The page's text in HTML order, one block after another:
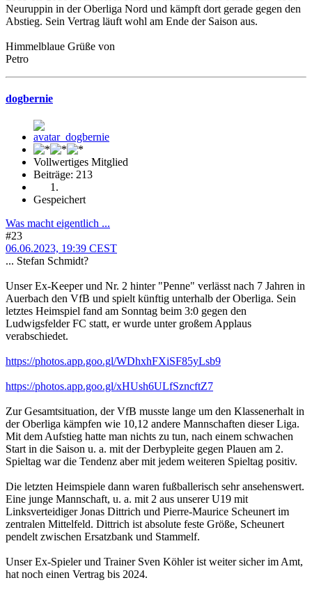
Neuruppin in der Oberliga Nord und kämpft dort gerade gegen den
Abstieg. Sein Vertrag läuft wohl am Ende der Saison aus.
Himmelblaue Grüße von
Petro
dogbernie
Vollwertiges Mitglied
Beiträge: 213
Gespeichert
Was macht eigentlich ...
#23
06.06.2023, 19:39 CEST
... Stefan Schmidt?
Unser Ex-Keeper und Nr. 2 hinter "Penne" verlässt nach 7 Jahren in
Auerbach den VfB und spielt künftig unterhalb der Oberliga. Sein
letztes Heimspiel fand am Sonntag beim 3:0 gegen den
Ludwigsfelder FC statt, er wurde unter großem Applaus
verabschiedet.
https://photos.app.goo.gl/WDhxhFXiSF85yLsb9
https://photos.app.goo.gl/xHUsh6ULfSzncftZ7
Zur Gesamtsituation, der VfB musste lange um den Klassenerhalt in
der Oberliga kämpfen wie 10,12 andere Mannschaften dieser Liga.
Mit dem Aufstieg hatte man nichts zu tun, nach einem schwachen
Start in die Saison u. a. mit der Derbypleite gegen Plauen am 2.
Spieltag war die Tendenz aber mit jedem weiteren Spieltag positiv.
Die letzten Heimspiele dann waren fußballerisch sehr ansehenswert.
Eine junge Mannschaft, u. a. mit 2 aus unserer U19 mit
Linksverteidiger Jonas Dittrich und Pierre-Maurice Scheunert im
zentralen Mittelfeld. Dittrich ist absolute feste Größe, Scheunert
pendelt zwischen Ersatzbank und Stammelf.
Unser Ex-Spieler und Trainer Sven Köhler ist weiter sicher im Amt,
hat noch einen Vertrag bis 2024.